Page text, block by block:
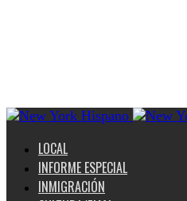
LOCAL
INFORME ESPECIAL
INMIGRACIÓN